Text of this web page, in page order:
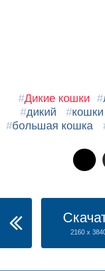
#Дикие кошки #
#дикий #кошки
#большая кошка
2160 x